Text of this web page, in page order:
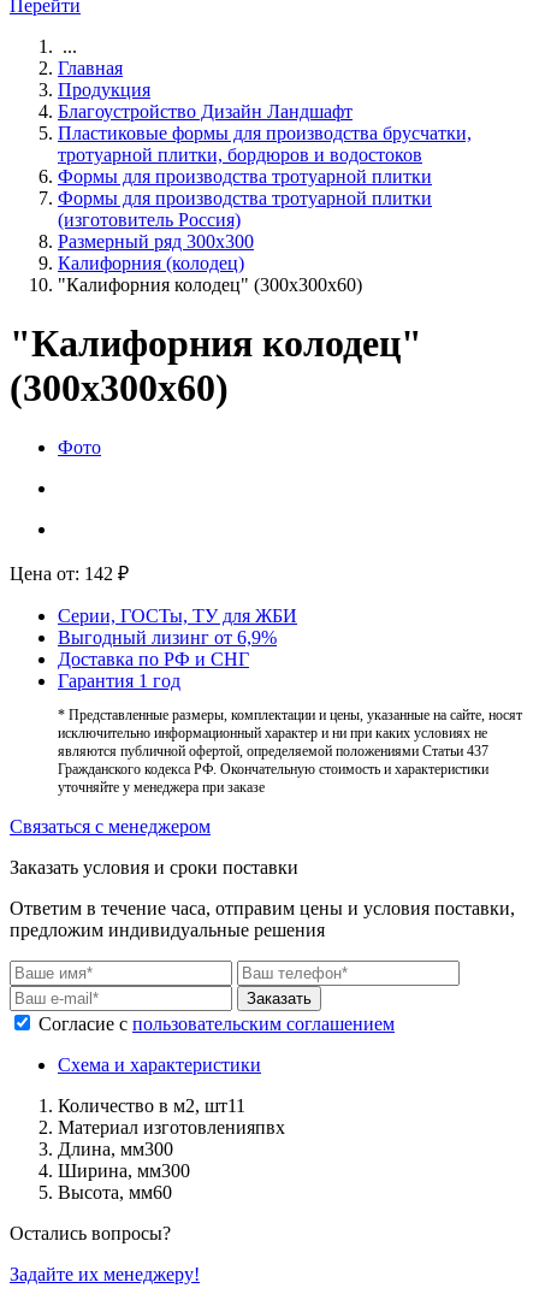
Перейти
...
Главная
Продукция
Благоустройство Дизайн Ландшафт
Пластиковые формы для производства брусчатки,
тротуарной плитки, бордюров и водостоков
Формы для производства тротуарной плитки
Формы для производства тротуарной плитки
(изготовитель Россия)
Размерный ряд 300х300
Калифорния (колодец)
"Калифорния колодец" (300х300х60)
"Калифорния колодец"
(300х300х60)
Фото
Цена от: 142 ₽
Серии, ГОСТы, ТУ для ЖБИ
Выгодный лизинг от 6,9%
Доставка по РФ и СНГ
Гарантия 1 год
* Представленные размеры, комплектации и цены, указанные на сайте, носят
исключительно информационный характер и ни при каких условиях не
являются публичной офертой, определяемой положениями Статьи 437
Гражданского кодекса РФ. Окончательную стоимость и характеристики
уточняйте у менеджера при заказе
Связаться с менеджером
Заказать условия и сроки поставки
Ответим в течение часа, отправим цены и условия поставки,
предложим индивидуальные решения
Заказать
Согласие с пользовательским соглашением
Схема и характеристики
Количество в м2, шт11
Материал изготовленияпвх
Длина, мм300
Ширина, мм300
Высота, мм60
Остались вопросы?
Задайте их менеджеру!